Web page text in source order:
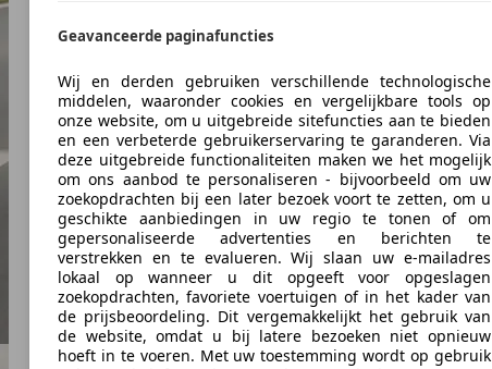
Geavanceerde paginafuncties
Wij en derden gebruiken verschillende technologische
middelen, waaronder cookies en vergelijkbare tools op
onze website, om u uitgebreide sitefuncties aan te bieden
en een verbeterde gebruikerservaring te garanderen. Via
deze uitgebreide functionaliteiten maken we het mogelijk
om ons aanbod te personaliseren - bijvoorbeeld om uw
zoekopdrachten bij een later bezoek voort te zetten, om u
geschikte aanbiedingen in uw regio te tonen of om
gepersonaliseerde advertenties en berichten te
verstrekken en te evalueren. Wij slaan uw e-mailadres
lokaal op wanneer u dit opgeeft voor opgeslagen
zoekopdrachten, favoriete voertuigen of in het kader van
de prijsbeoordeling. Dit vergemakkelijkt het gebruik van
de website, omdat u bij latere bezoeken niet opnieuw
hoeft in te voeren. Met uw toestemming wordt op gebruik